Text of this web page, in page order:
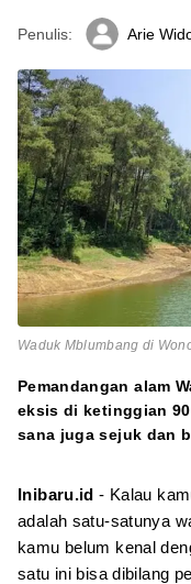
Penulis: Arie
Waduk Mblumbang di
Pemandangan alam
eksis di ketinggian
sana juga sejuk dan
Inibaru.id - Kalau
adalah satu-satunya
kamu belum kenal
satu ini bisa dibilang